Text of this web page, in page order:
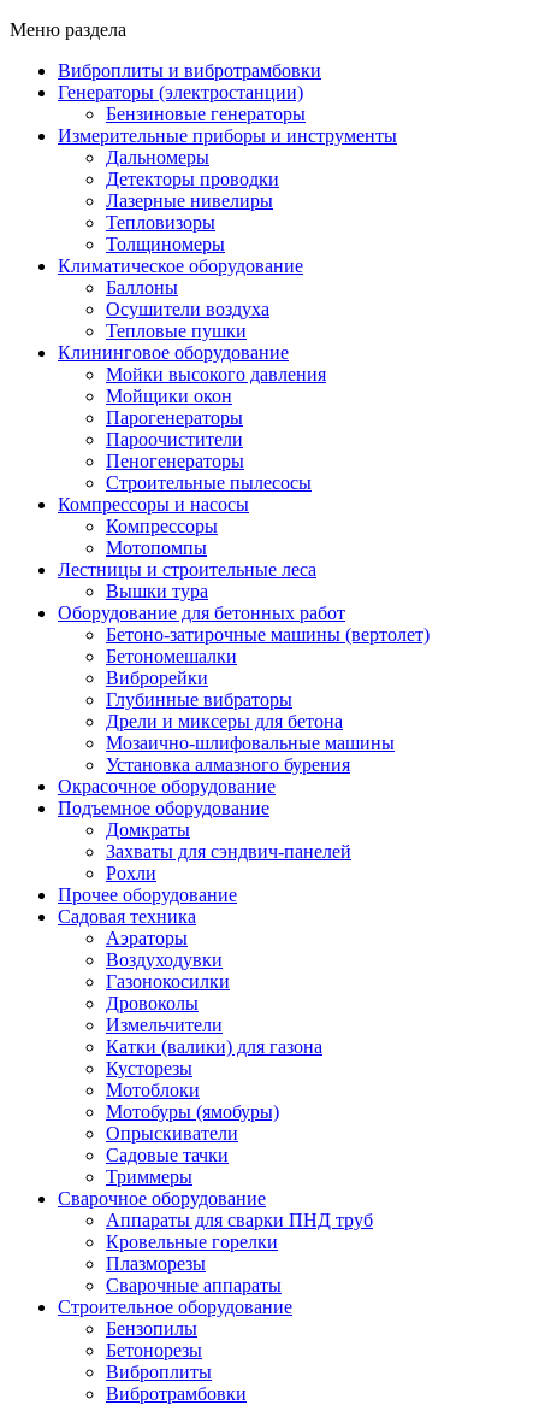
Меню раздела
Виброплиты и вибротрамбовки
Генераторы (электростанции)
Бензиновые генераторы
Измерительные приборы и инструменты
Дальномеры
Детекторы проводки
Лазерные нивелиры
Тепловизоры
Толщиномеры
Климатическое оборудование
Баллоны
Осушители воздуха
Тепловые пушки
Клининговое оборудование
Мойки высокого давления
Мойщики окон
Парогенераторы
Пароочистители
Пеногенераторы
Строительные пылесосы
Компрессоры и насосы
Компрессоры
Мотопомпы
Лестницы и строительные леса
Вышки тура
Оборудование для бетонных работ
Бетоно-затирочные машины (вертолет)
Бетономешалки
Виброрейки
Глубинные вибраторы
Дрели и миксеры для бетона
Мозаично-шлифовальные машины
Установка алмазного бурения
Окрасочное оборудование
Подъемное оборудование
Домкраты
Захваты для сэндвич-панелей
Рохли
Прочее оборудование
Садовая техника
Аэраторы
Воздуходувки
Газонокосилки
Дровоколы
Измельчители
Катки (валики) для газона
Кусторезы
Мотоблоки
Мотобуры (ямобуры)
Опрыскиватели
Садовые тачки
Триммеры
Сварочное оборудование
Аппараты для сварки ПНД труб
Кровельные горелки
Плазморезы
Сварочные аппараты
Строительное оборудование
Бензопилы
Бетонорезы
Виброплиты
Вибротрамбовки